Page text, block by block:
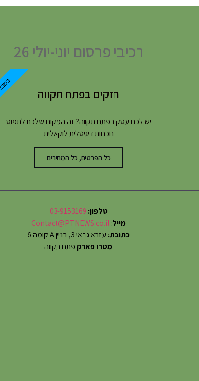
רכיבי פרסום יוני-יולי 26
חזקים בפתח תקווה
יש לכם עסק בפתח תקווה? זה המקום שלכם לתפוס
נוכחות דיגיטלית לוקאלית
כל הפרטים, כל המחירים
טלפון: 03-9153169
מייל:
Contact@PTNEWS.co.il
כתובת: עזרא גבאי 3, בניין A קומה 6
מטרו פארק פתח תקווה